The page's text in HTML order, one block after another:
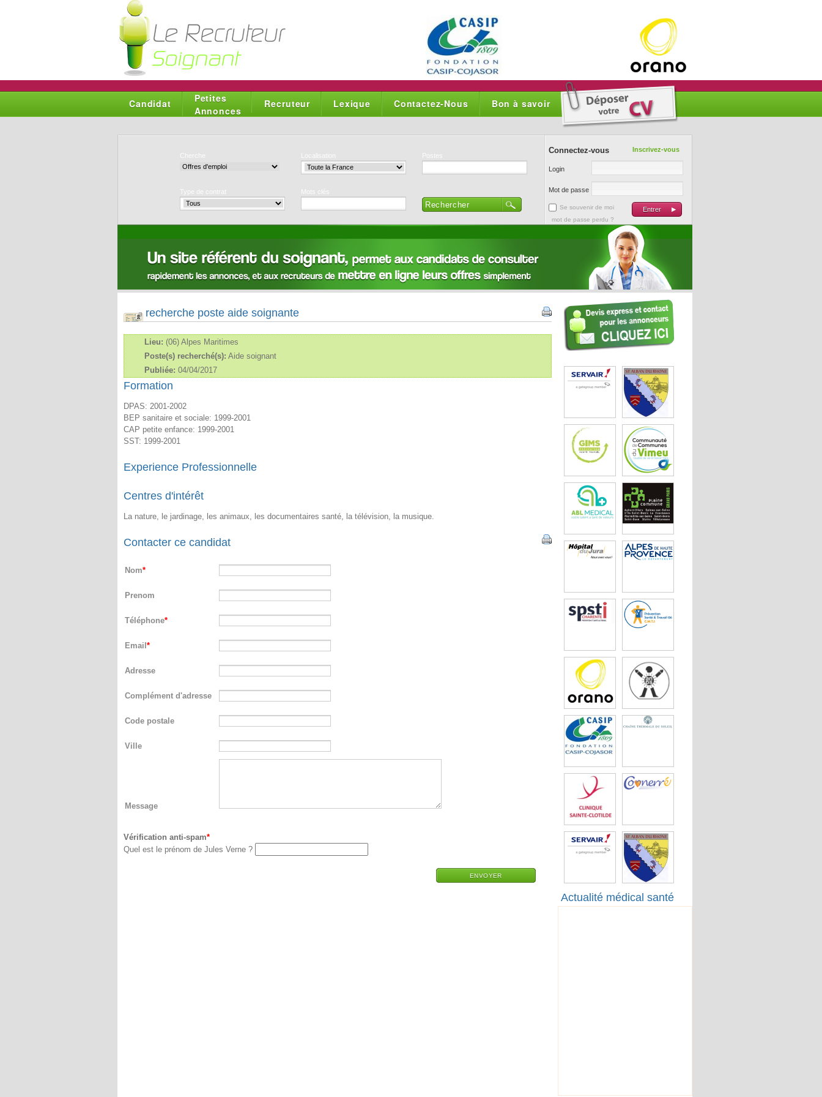
Candidat
Petites
Annonces
Recruteur Lexique Contactez-Nous Bon à savoir
Cherche Localisation Postes
Type de contrat Mots clés
Connectez-vous Inscrivez-vous
Login
Mot de passe
mot de passe perdu ?
Se souvenir de moi
recherche poste aide soignante
Lieu: (06) Alpes Maritimes
Poste(s) recherché(s): Aide soignant
Publiée: 04/04/2017
Formation
DPAS: 2001-2002
BEP sanitaire et sociale: 1999-2001
CAP petite enfance: 1999-2001
SST: 1999-2001
Experience Professionnelle
Centres d'intérêt
La nature, le jardinage, les animaux, les documentaires santé, la télévision, la musique.
Contacter ce candidat
Nom
Prenom
Téléphone
Email
Adresse
Complément d'adresse
Code postale
Ville
Message
Vérification anti-spam
Quel est le prénom de Jules Verne ?
Actualité médical santé